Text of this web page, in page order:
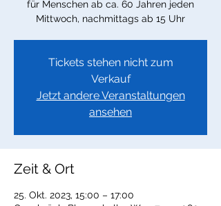
für Menschen ab ca. 60 Jahren jeden
Mittwoch, nachmittags ab 15 Uhr
Tickets stehen nicht zum
Verkauf
Jetzt andere Veranstaltungen
ansehen
Zeit & Ort
25. Okt. 2023, 15:00 – 17:00